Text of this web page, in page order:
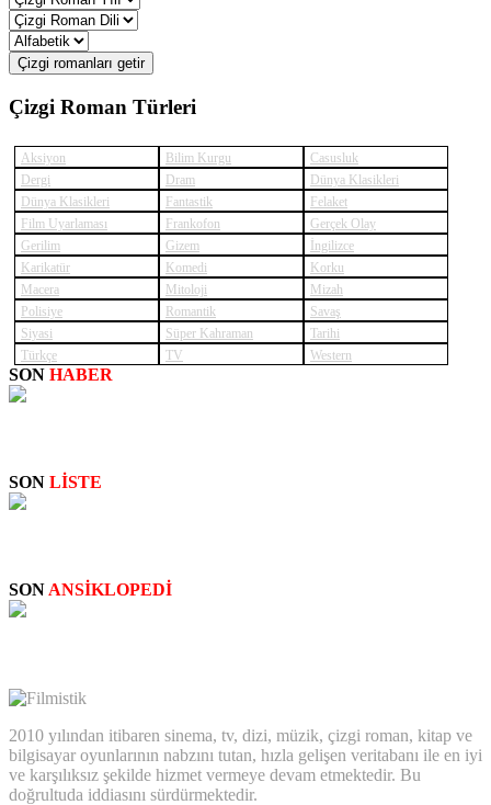
Çizgi romanları getir
Çizgi Roman Türleri
Aksiyon Bilim Kurgu
Casusluk
Dergi
Dram
Dünya Klasikleri
Dünya Klasikleri
Fantastik
Felaket
Film Uyarlaması
Frankofon
Gerçek Olay
Gerilim
Gizem
İngilizce
Karikatür
Komedi
Korku
Macera
Mitoloji
Mizah
Polisiye
Romantik
Savaş
Siyasi
Süper Kahraman
Tarihi
Türkçe
TV Western
SON HABER
SON LİSTE
SON ANSİKLOPEDİ
2010 yılından itibaren sinema, tv, dizi, müzik, çizgi roman, kitap ve
bilgisayar oyunlarının nabzını tutan, hızla gelişen veritabanı ile en iyi
ve karşılıksız şekilde hizmet vermeye devam etmektedir. Bu
doğrultuda iddiasını sürdürmektedir.